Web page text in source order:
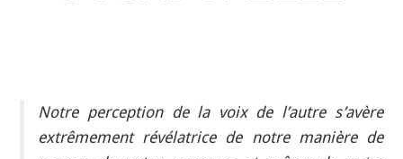
Notre perception de la voix de l’autre s’avère
extrêmement révélatrice de notre manière de